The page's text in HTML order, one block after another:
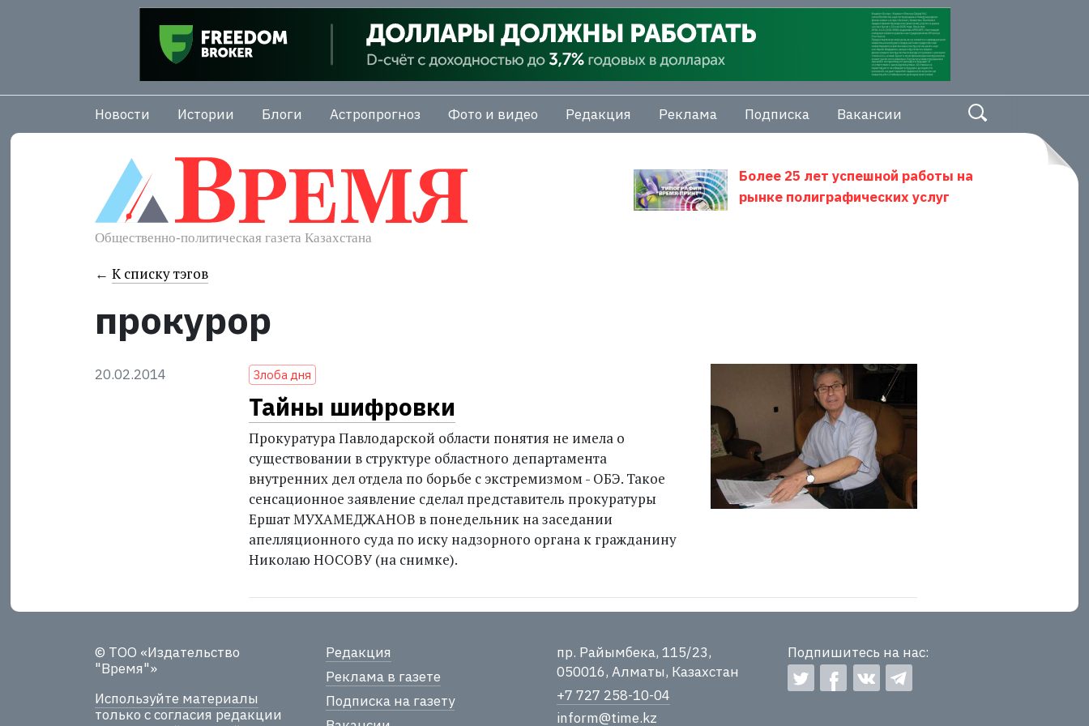
Новости Истории Блоги Астропрогноз Фото и видео Редакция Реклама Подписка Вакансии
Более 25 лет успешной работы на
рынке полиграфических услуг
← К списку тэгов
прокурор
20.02.2014 Злоба дня
Тайны шифровки
Прокуратура Павлодарской области понятия не имела о
существовании в структуре областного департамента
внутренних дел отдела по борьбе с экстремизмом - ОБЭ. Такое
сенсационное заявление сделал представитель прокуратуры
Ершат МУХАМЕДЖАНОВ в понедельник на заседании
апелляционного суда по иску надзорного органа к гражданину
Николаю НОСОВУ (на снимке).
© ТОО «Издательство
"Время"»
Используйте материалы
только с согласия редакции
Редакция
Реклама в газете
Подписка на газету
пр. Райымбека, 115/23,
050016, Алматы, Казахстан
+7 727 258-10-04
inform@time.kz
Подпишитесь на нас: